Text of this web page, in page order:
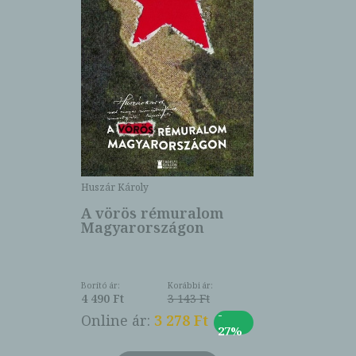
Huszár Károly
A vörös rémuralom
Magyarországon
Borító ár:
4 490 Ft
Korábbi ár:
3 143 Ft
Online ár: 3 278 Ft -
27%